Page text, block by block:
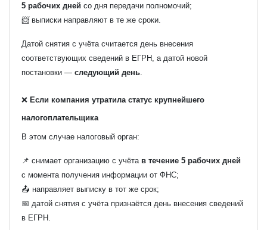
5 рабочих дней со дня передачи полномочий;
📨 выписки направляют в те же сроки.
Датой снятия с учёта считается день внесения
соответствующих сведений в ЕГРН, а датой новой
постановки — следующий день
❌ Если компания утратила статус крупнейшего
налогоплательщика
В этом случае налоговый орган:
📌 снимает организацию с учёта в течение 5 рабочих дней
с момента получения информации от ФНС;
📤 направляет выписку в тот же срок;
📅 датой снятия с учёта признаётся день внесения сведений
в ЕГРН.